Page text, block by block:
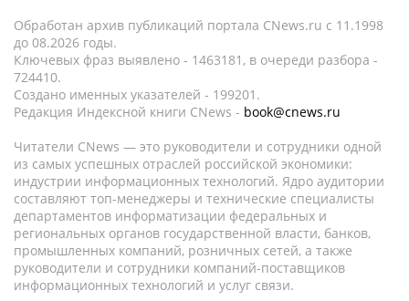
Обработан архив публикаций портала CNews.ru c 11.1998
до 08.2026 годы.
Ключевых фраз выявлено - 1463181, в очереди разбора -
724410.
Создано именных указателей - 199201.
Редакция Индексной книги CNews - book@cnews.ru
Читатели CNews — это руководители и сотрудники одной
из самых успешных отраслей российской экономики:
индустрии информационных технологий. Ядро аудитории
составляют топ-менеджеры и технические специалисты
департаментов информатизации федеральных и
региональных органов государственной власти, банков,
промышленных компаний, розничных сетей, а также
руководители и сотрудники компаний-поставщиков
информационных технологий и услуг связи.